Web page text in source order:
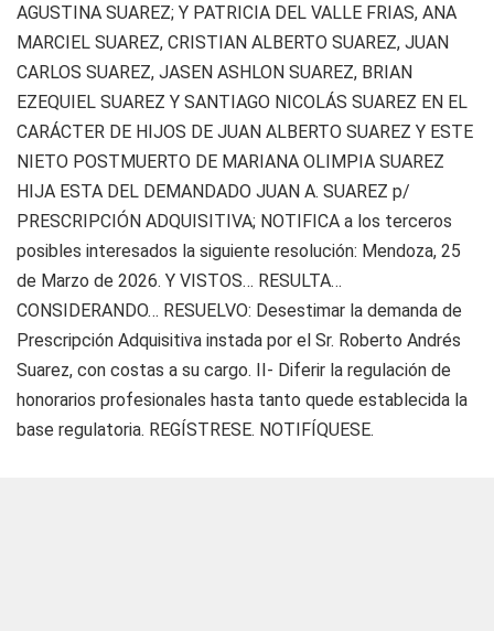
AGUSTINA SUAREZ; Y PATRICIA DEL VALLE FRIAS, ANA
MARCIEL SUAREZ, CRISTIAN ALBERTO SUAREZ, JUAN
CARLOS SUAREZ, JASEN ASHLON SUAREZ, BRIAN
EZEQUIEL SUAREZ Y SANTIAGO NICOLÁS SUAREZ EN EL
CARÁCTER DE HIJOS DE JUAN ALBERTO SUAREZ Y ESTE
NIETO POSTMUERTO DE MARIANA OLIMPIA SUAREZ
HIJA ESTA DEL DEMANDADO JUAN A. SUAREZ p/
PRESCRIPCIÓN ADQUISITIVA; NOTIFICA a los terceros
posibles interesados la siguiente resolución: Mendoza, 25
de Marzo de 2026. Y VISTOS… RESULTA…
CONSIDERANDO… RESUELVO: Desestimar la demanda de
Prescripción Adquisitiva instada por el Sr. Roberto Andrés
Suarez, con costas a su cargo. II- Diferir la regulación de
honorarios profesionales hasta tanto quede establecida la
base regulatoria. REGÍSTRESE. NOTIFÍQUESE.